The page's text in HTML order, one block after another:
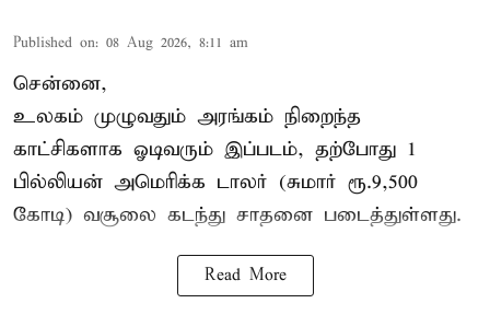
Published on: 08 Aug 2026, 8:11 am
சென்னை,
உலகம் முழுவதும் அரங்கம் நிறைந்த
காட்சிகளாக ஓடிவரும் இப்படம், தற்போது 1
பில்லியன் அமெரிக்க டாலர் (சுமார் ரூ.9,500
கோடி) வசூலை கடந்து சாதனை படைத்துள்ளது.
Read More